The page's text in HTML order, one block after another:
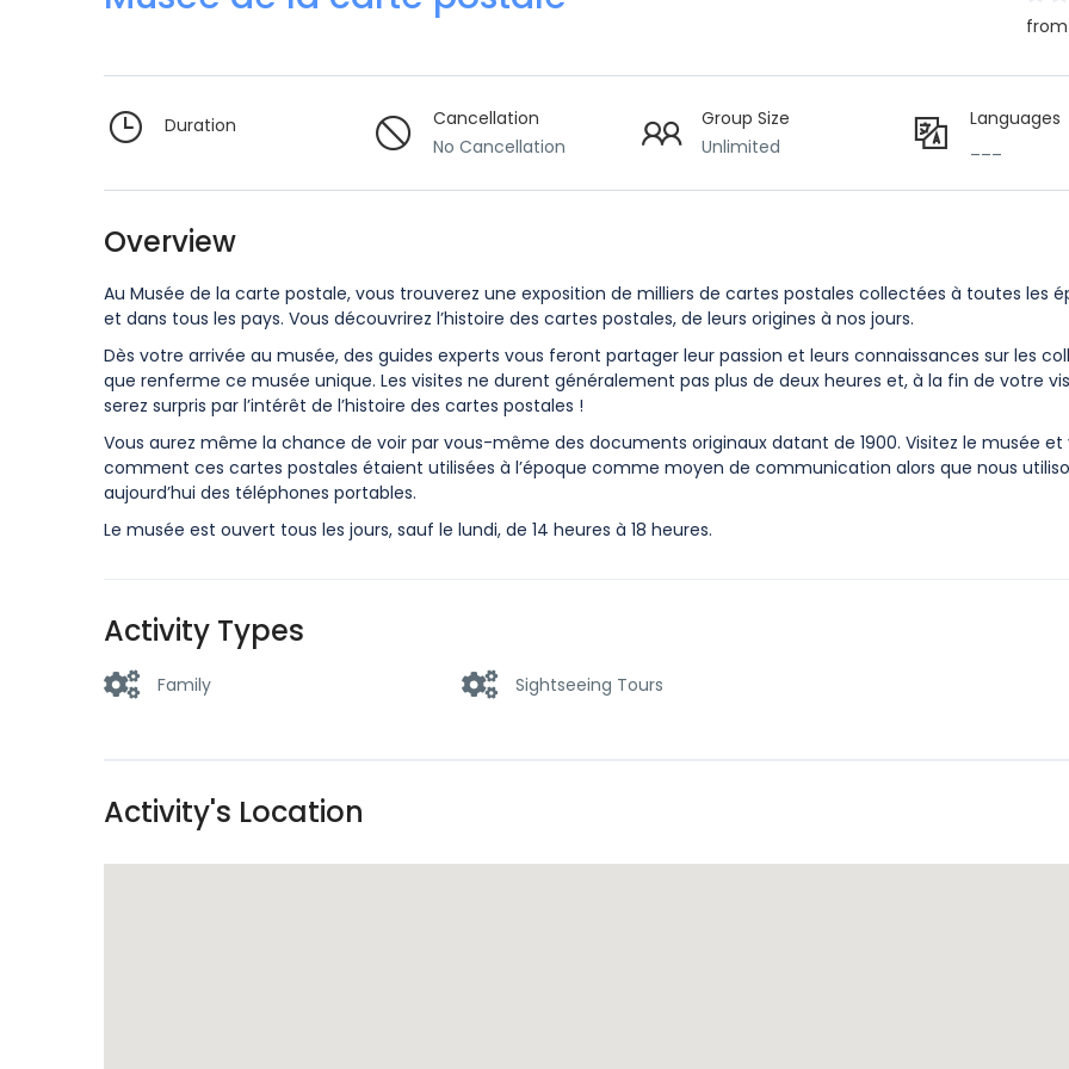
Duration
Cancellation
No Cancellation
Group Size
Unlimited
Languages
Overview
Au Musée de la carte postale, vous trouverez une exposition de milliers de cartes postales collectées à toutes les
et dans tous les pays. Vous découvrirez l’histoire des cartes postales, de leurs origines à nos jours.
Dès votre arrivée au musée, des guides experts vous feront partager leur passion et leurs connaissances sur les
que renferme ce musée unique. Les visites ne durent généralement pas plus de deux heures et, à la fin de votre
serez surpris par l’intérêt de l’histoire des cartes postales !
Vous aurez même la chance de voir par vous-même des documents originaux datant de 1900. Visitez le musée et
comment ces cartes postales étaient utilisées à l’époque comme moyen de communication alors que nous
aujourd’hui des téléphones portables.
Le musée est ouvert tous les jours, sauf le lundi, de 14 heures à 18 heures.
Activity Types
Family Sightseeing Tours
Activity's Location